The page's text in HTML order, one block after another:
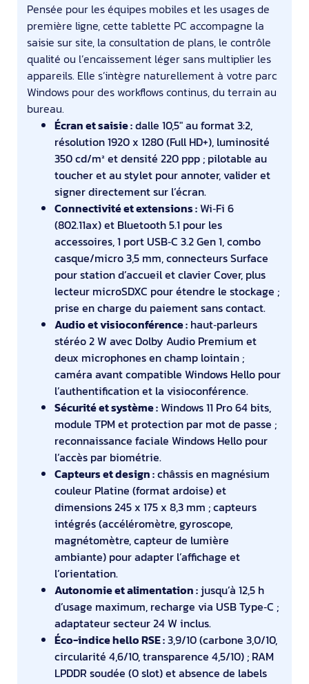
Pensée pour les équipes mobiles et les usages de
première ligne, cette tablette PC accompagne la
saisie sur site, la consultation de plans, le contrôle
qualité ou l’encaissement léger sans multiplier les
appareils. Elle s’intègre naturellement à votre parc
Windows pour des workflows continus, du terrain au
bureau.
Écran et saisie :dalle 10,5" au format 3:2,
résolution 1920 x 1280 (Full HD+), luminosité
350 cd/m² et densité 220 ppp ; pilotable au
toucher et au stylet pour annoter, valider et
signer directement sur l’écran.
Connectivité et extensions :Wi‑Fi 6
(802.11ax) et Bluetooth 5.1 pour les
accessoires, 1 port USB‑C 3.2 Gen 1, combo
casque/micro 3,5 mm, connecteurs Surface
pour station d’accueil et clavier Cover, plus
lecteur microSDXC pour étendre le stockage ;
prise en charge du paiement sans contact.
Audio et visioconférence : haut‑parleurs
stéréo 2 W avec Dolby Audio Premium et
deux microphones en champ lointain ;
caméra avant compatible Windows Hello pour
l’authentification et la visioconférence.
Sécurité et système :Windows 11 Pro 64 bits,
module TPM et protection par mot de passe ;
reconnaissance faciale Windows Hello pour
l’accès par biométrie.
Capteurs et design :châssis en magnésium
couleur Platine (format ardoise) et
dimensions 245 x 175 x 8,3 mm ; capteurs
intégrés (accéléromètre, gyroscope,
magnétomètre, capteur de lumière
ambiante) pour adapter l’affichage et
l’orientation.
Autonomie et alimentation : jusqu’à 12,5 h
d’usage maximum, recharge via USB Type‑C ;
adaptateur secteur 24 W inclus.
Éco-indice hello RSE :3,9/10 (carbone 3,0/10,
circularité 4,6/10, transparence 4,5/10) ; RAM
LPDDR soudée (0 slot) et absence de labels